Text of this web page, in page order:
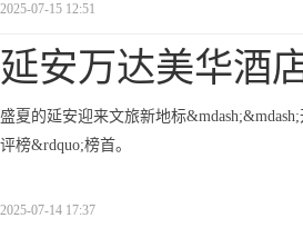
2025-07-15 12:51
延安万达美华酒
盛夏的延安迎来文旅新地标
评榜&rdquo;榜首。
2025-07-14 17:37